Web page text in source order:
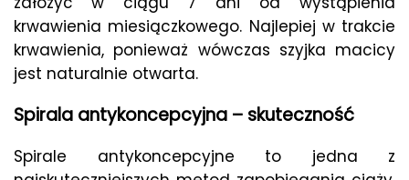
krwawienia miesiączkowego. Najlepiej w trakcie
krwawienia, ponieważ wówczas szyjka macicy
jest naturalnie otwarta.
Spirala antykoncepcyjna – skuteczność
Spirale antykoncepcyjne to jedna z